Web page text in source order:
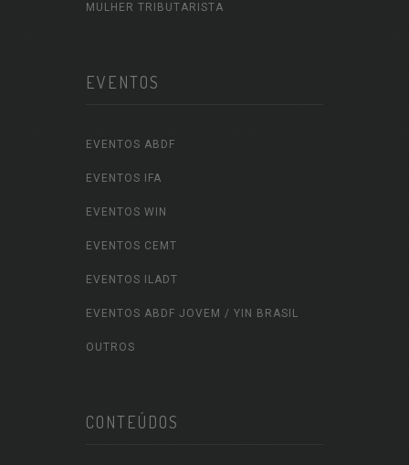
MULHER TRIBUTARISTA
EVENTOS
EVENTOS ABDF
EVENTOS IFA
EVENTOS WIN
EVENTOS CEMT
EVENTOS ILADT
EVENTOS ABDF JOVEM / YIN BRASIL
OUTROS
CONTEÚDOS